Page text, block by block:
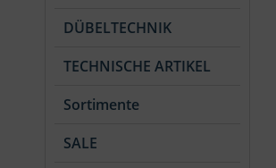
DÜBELTECHNIK
TECHNISCHE ARTIKEL
Sortimente
SALE